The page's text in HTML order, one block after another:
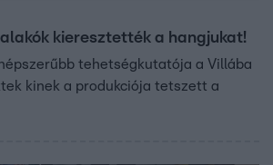
kieresztették a hangjukat!
tehetségkutatója a Villába
kinek a produkciója tetszett a